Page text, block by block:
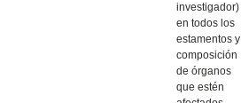
investigador)
en todos los
estamentos y
composición
de órganos
que estén